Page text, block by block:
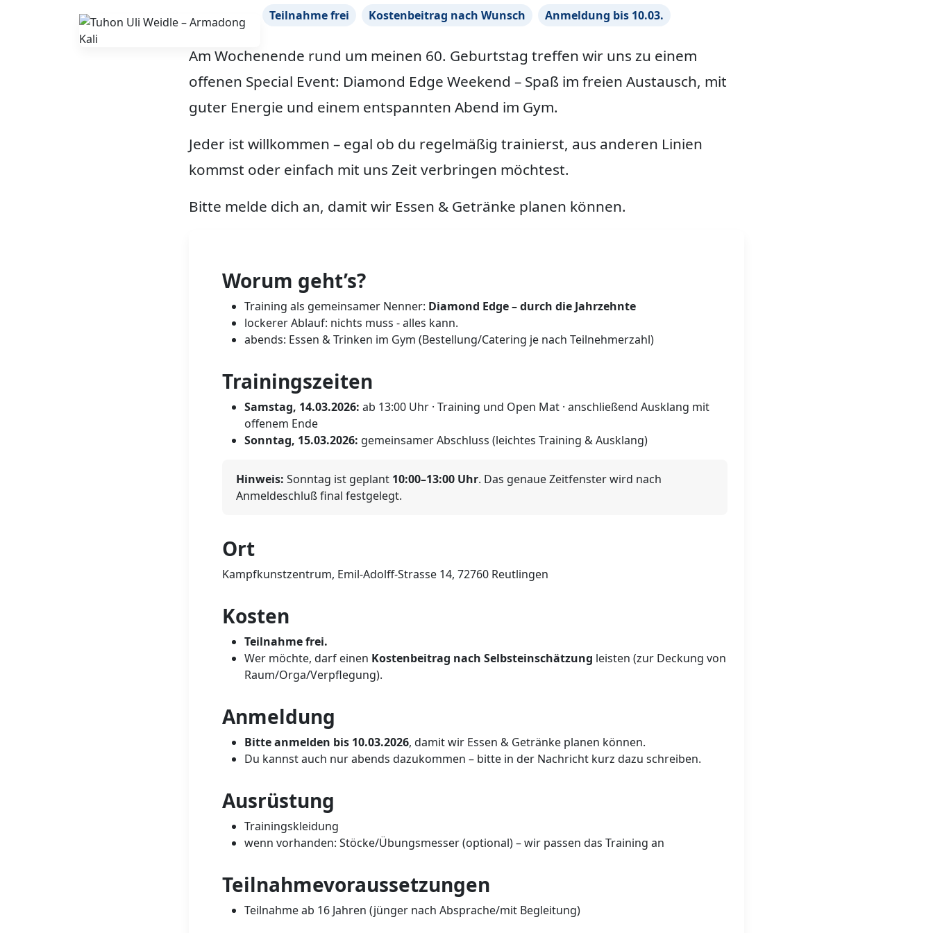
Teilnahme frei Kostenbeitrag nach Wunsch Anmeldung bis 10.03.
Am Wochenende rund um meinen 60. Geburtstag treffen wir uns zu einem
offenen Special Event: Diamond Edge Weekend – Spaß im freien Austausch, mit
guter Energie und einem entspannten Abend im Gym.
Jeder ist willkommen – egal ob du regelmäßig trainierst, aus anderen Linien
kommst oder einfach mit uns Zeit verbringen möchtest.
Bitte melde dich an, damit wir Essen & Getränke planen können.
Worum geht’s?
Training als gemeinsamer Nenner: Diamond Edge – durch die Jahrzehnte
lockerer Ablauf: nichts muss - alles kann.
abends: Essen & Trinken im Gym (Bestellung/Catering je nach Teilnehmerzahl)
Trainingszeiten
Samstag, 14.03.2026: ab 13:00 Uhr · Training und Open Mat · anschließend Ausklang mit
offenem Ende
Sonntag, 15.03.2026: gemeinsamer Abschluss (leichtes Training & Ausklang)
Hinweis: Sonntag ist geplant 10:00–13:00 Uhr. Das genaue Zeitfenster wird nach
Anmeldeschluß final festgelegt.
Ort
Kampfkunstzentrum, Emil-Adolff-Strasse 14, 72760 Reutlingen
Kosten
Teilnahme frei.
Wer möchte, darf einen Kostenbeitrag nach Selbsteinschätzung leisten (zur Deckung von
Raum/Orga/Verpflegung).
Anmeldung
Bitte anmelden bis 10.03.2026, damit wir Essen & Getränke planen können.
Du kannst auch nur abends dazukommen – bitte in der Nachricht kurz dazu schreiben.
Ausrüstung
Trainingskleidung
wenn vorhanden: Stöcke/Übungsmesser (optional) – wir passen das Training an
Teilnahmevoraussetzungen
Teilnahme ab 16 Jahren (jünger nach Absprache/mit Begleitung)